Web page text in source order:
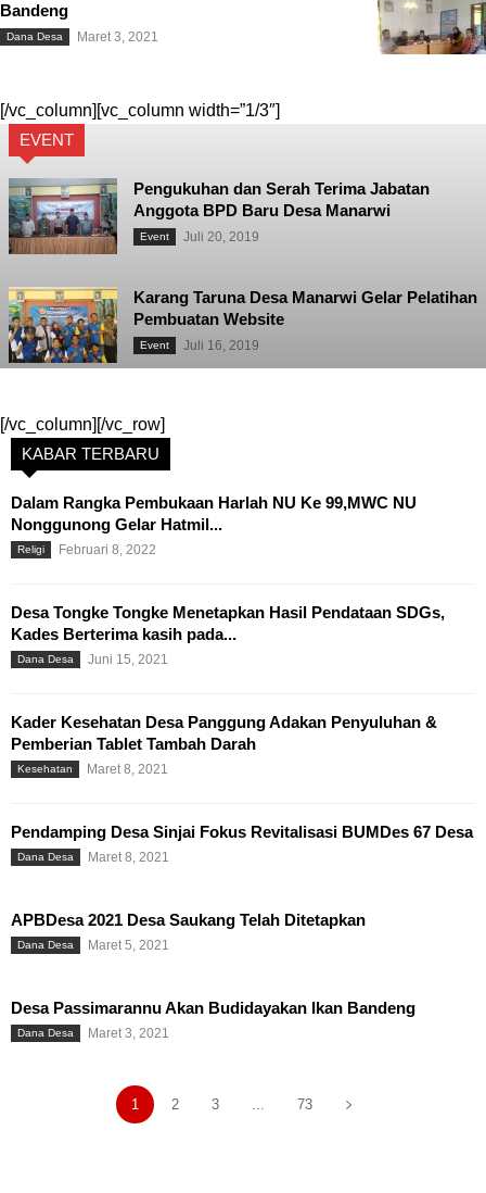
Bandeng
Dana Desa Maret 3, 2021
[/vc_column][vc_column width=”1/3″]
EVENT
Pengukuhan dan Serah Terima Jabatan
Anggota BPD Baru Desa Manarwi
Event Juli 20, 2019
Karang Taruna Desa Manarwi Gelar Pelatihan
Pembuatan Website
Event Juli 16, 2019
[/vc_column][/vc_row]
KABAR TERBARU
Dalam Rangka Pembukaan Harlah NU Ke 99,MWC NU
Nonggunong Gelar Hatmil...
Religi Februari 8, 2022
Desa Tongke Tongke Menetapkan Hasil Pendataan SDGs,
Kades Berterima kasih pada...
Dana Desa Juni 15, 2021
Kader Kesehatan Desa Panggung Adakan Penyuluhan &
Pemberian Tablet Tambah Darah
Kesehatan Maret 8, 2021
Pendamping Desa Sinjai Fokus Revitalisasi BUMDes 67 Desa
Dana Desa Maret 8, 2021
APBDesa 2021 Desa Saukang Telah Ditetapkan
Dana Desa Maret 5, 2021
Desa Passimarannu Akan Budidayakan Ikan Bandeng
Dana Desa Maret 3, 2021
1 2 3 ... 73